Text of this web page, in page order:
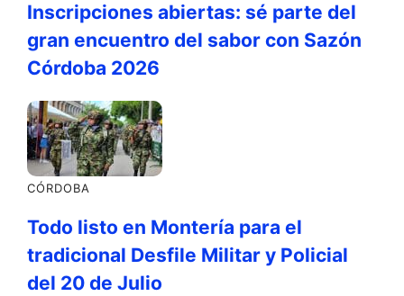
Inscripciones abiertas: sé parte del
gran encuentro del sabor con Sazón
Córdoba 2026
CÓRDOBA
Todo listo en Montería para el
tradicional Desfile Militar y Policial
del 20 de Julio